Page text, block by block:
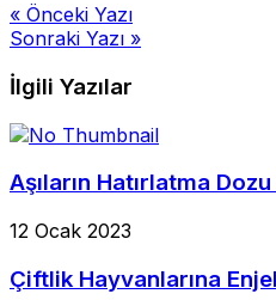
Yazı
gezinmesi
« Önceki Yazı
Sonraki Yazı »
İlgili Yazılar
Aşıların Hatırlatma
12 Ocak 2023
Çiftlik Hayvanlarına